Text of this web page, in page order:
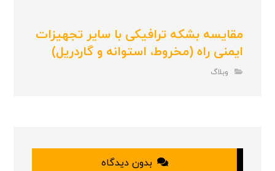
مقایسه بشکه ترافیکی با سایر تجهیزات
ایمنی راه (مخروط، استوانه و گاردریل)
وبلاگ
بدون دیدگاه